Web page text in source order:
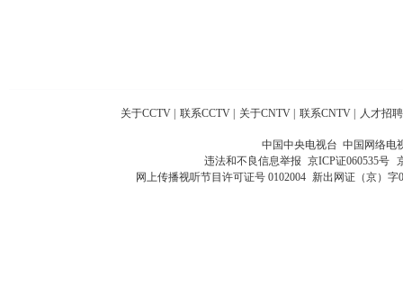
关于CCTV 联系CCTV 关于CNTV 联系CNTV 人才招聘
中国中央电视台 中国网络电
违法和不良信息举报 京ICP证060535号
网上传播视听节目许可证号 0102004 新出网证（京）